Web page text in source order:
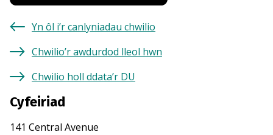
Yn ôl i’r canlyniadau chwilio
Chwilio’r awdurdod lleol hwn
Chwilio holl ddata’r DU
Cyfeiriad
141 Central Avenue